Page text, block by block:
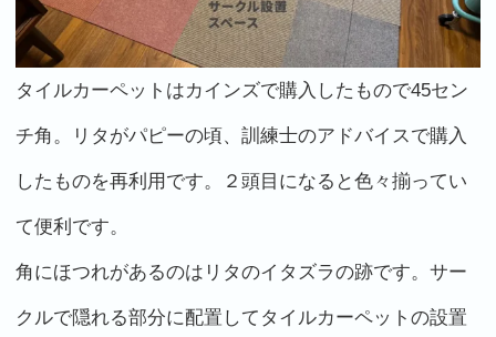
タイルカーペットはカインズで購入したもので45セン
チ角。リタがパピーの頃、訓練士のアドバイスで購入
したものを再利用です。２頭目になると色々揃ってい
て便利です。
角にほつれがあるのはリタのイタズラの跡です。サー
クルで隠れる部分に配置してタイルカーペットの設置